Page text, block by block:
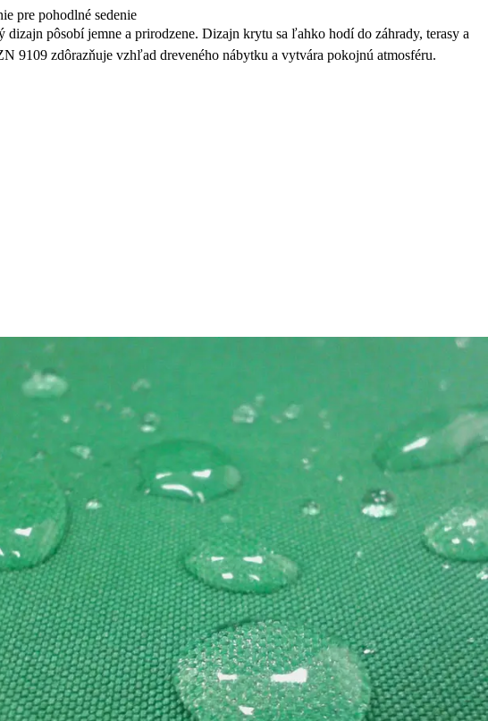
pre pohodlné sedenie
dizajn pôsobí jemne a prirodzene. Dizajn krytu sa ľahko hodí do záhrady, terasy a
9109 zdôrazňuje vzhľad dreveného nábytku a vytvára pokojnú atmosféru.